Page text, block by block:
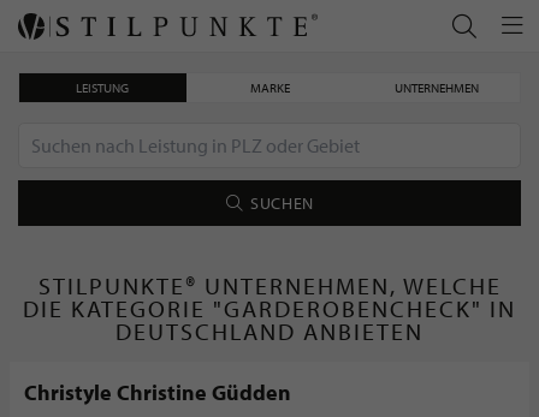
LEISTUNG MARKE UNTERNEHMEN
SUCHEN
STILPUNKTE® UNTERNEHMEN, WELCHE
DIE KATEGORIE "GARDEROBENCHECK" IN
DEUTSCHLAND ANBIETEN
Christyle Christine Güdden